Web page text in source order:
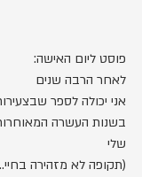
פוסט ליום האישה:
לאחר הרבה שנים
אני יכולה לספר
בשנות העשרה
שלי
(תקופה לא מזהירה